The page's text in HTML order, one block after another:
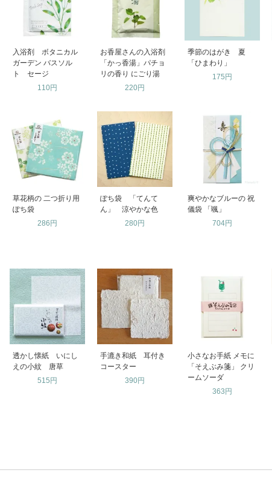
入浴剤 ボタニカル
ガーデン バスソル
ト セージ
110円
お香屋さんの入浴剤
「かっ香湯」パチョ
リの香り にごり湯
220円
季節のはがき 夏
「ひまわり」
175円
草花柄の 二つ折り用
ぽち袋
286円
ぽち袋 「てんて
ん」 涼やかな色
280円
爽やかなブルーの 祝
儀袋 「颯」
704円
透かし懐紙 いにし
えの小紋 唐草
515円
手漉き和紙 耳付き
コースター
390円
小さなお手紙 メモに
「そえぶみ箋」 クリ
ームソーダ
363円